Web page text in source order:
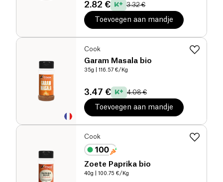
2.82 € 3.32 €
Toevoegen aan mandje
Cook
Garam Masala bio
35g | 116.57 €/Kg
3.47 € 4.08 €
Toevoegen aan mandje
Cook
Zoete Paprika bio
40g | 100.75 €/Kg